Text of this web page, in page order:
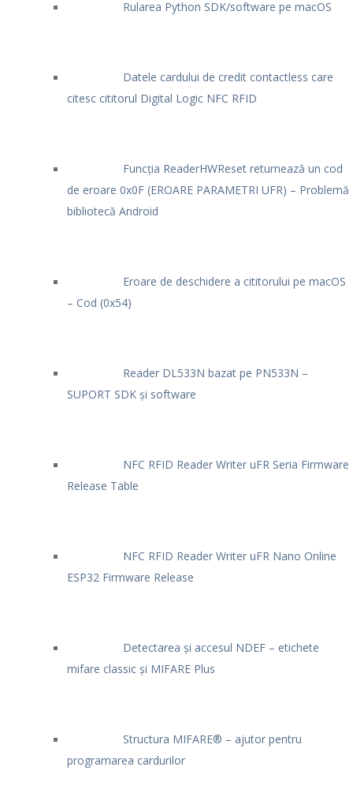
Rularea Python SDK/software pe macOS
Datele cardului de credit contactless care
citesc cititorul Digital Logic NFC RFID
Funcția ReaderHWReset returnează un cod
de eroare 0x0F (EROARE PARAMETRI UFR) – Problemă
bibliotecă Android
Eroare de deschidere a cititorului pe macOS
– Cod (0x54)
Reader DL533N bazat pe PN533N –
SUPORT SDK și software
NFC RFID Reader Writer uFR Seria Firmware
Release Table
NFC RFID Reader Writer uFR Nano Online
ESP32 Firmware Release
Detectarea și accesul NDEF – etichete
mifare classic și MIFARE Plus
Structura MIFARE® – ajutor pentru
programarea cardurilor